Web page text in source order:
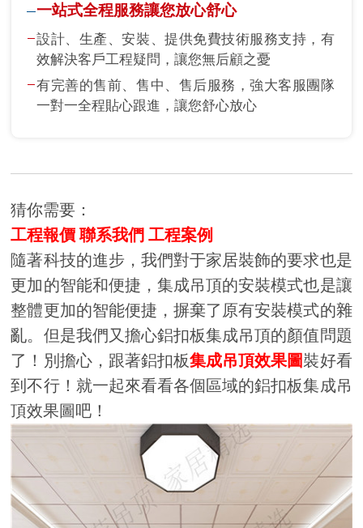
一站式全程服務讓您放心舒心
設計、生產、安裝、提供免費技術服務支持，有
效解決客戶工程疑問，讓您無后顧之憂
有完善的售前、售中、售后服務，強大客服團隊
一對一全程貼心跟進，讓您舒心放心
猜你需要：
工程報價 聯系我們 工程案例
隨著科技的進步，我們對于家居裝飾的要求也是
更加的智能和便捷，集成吊頂的安裝模式也是讓
整體更加的智能便捷，摒棄了原有安裝模式的雜
亂。但是我們又擔心鋁扣板集成吊頂的顏值問題
了！別擔心，跟著鋁扣板集成吊頂效果圖裝好看
到不行！就一起來看看各個區域的鋁扣板集成吊
頂效果圖吧！